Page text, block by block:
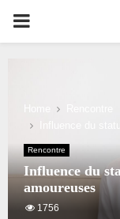
PRIMARY
Influence du
Rencontre
Influence du
amoureuses
1756